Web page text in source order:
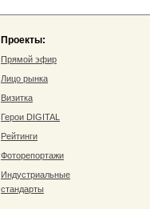
Проекты:
Прямой эфир
Лицо рынка
Визитка
Герои DIGITAL
Рейтинги
Фоторепортажи
Индустриальные
стандарты